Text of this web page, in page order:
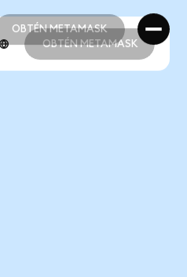
OBTÉN METAMASK
OBTÉN METAMASK
OBTÉN METAMASK